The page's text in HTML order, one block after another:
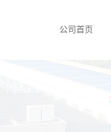
公司首页